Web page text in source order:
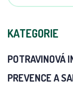
KATEGORIE
POTRAVINOVÁ
PREVENCE A